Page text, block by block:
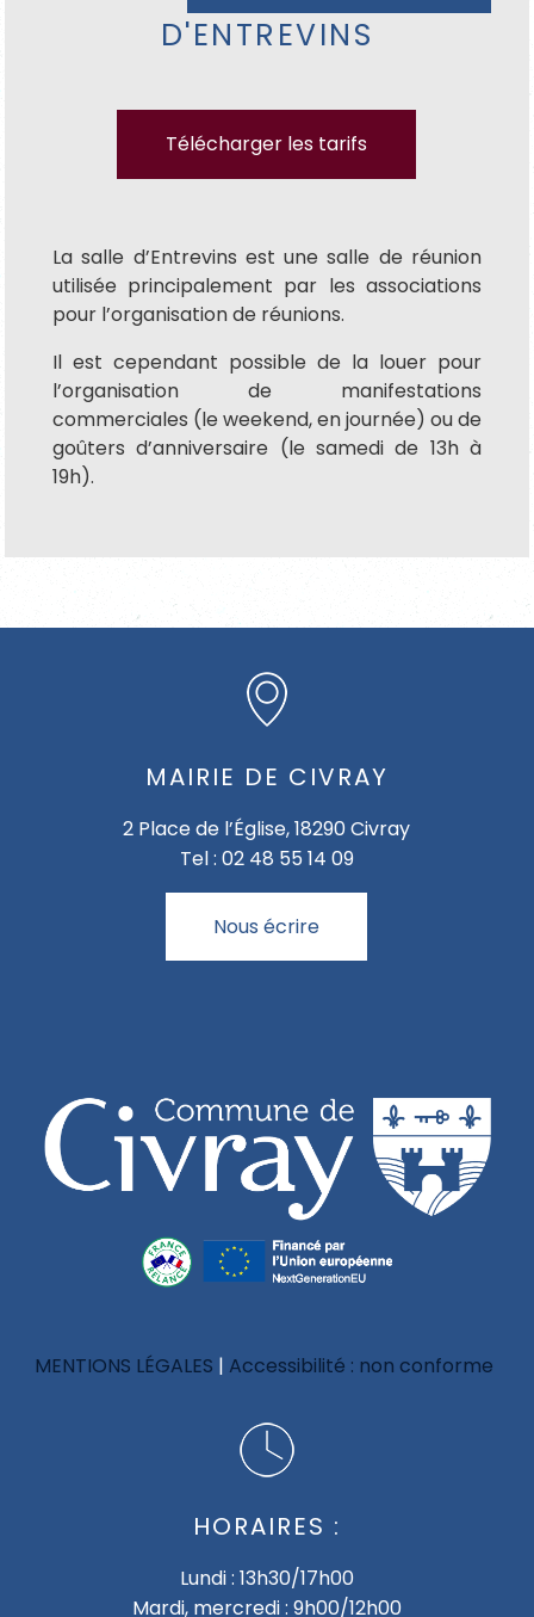
D'ENTREVINS
Télécharger les tarifs
La salle d’Entrevins est une salle de réunion
utilisée principalement par les associations
pour l’organisation de réunions.
Il est cependant possible de la louer pour
l’organisation de manifestations
commerciales (le weekend, en journée) ou de
goûters d’anniversaire (le samedi de 13h à
19h).
MAIRIE DE CIVRAY
2 Place de l’Église, 18290 Civray
Tel : 02 48 55 14 09
Nous écrire
MENTIONS LÉGALES Accessibilité : non conforme
HORAIRES :
Lundi : 13h30/17h00
Mardi, mercredi : 9h00/12h00